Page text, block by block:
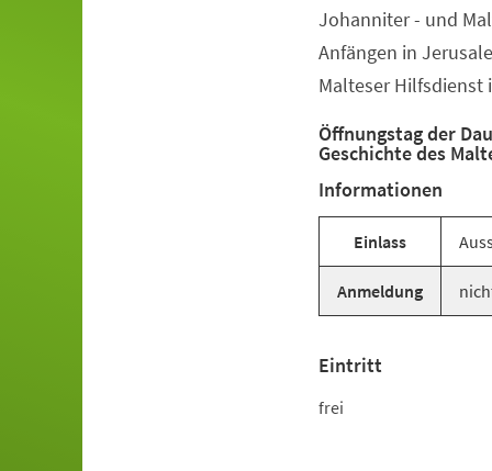
Johanniter - und
Anfängen in
Malteser Hilfsdienst
Öffnungstag der
Geschichte des
Informationen
Einlass
Anmeldung
Eintritt
frei